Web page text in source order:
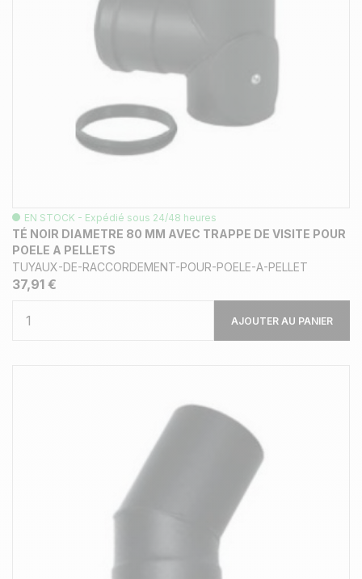
EN STOCK - Expédié sous 24/48 heures
TÉ NOIR DIAMETRE 80 MM AVEC TRAPPE DE VISITE POUR
POELE A PELLETS
TUYAUX-DE-RACCORDEMENT-POUR-POELE-A-PELLET
37,91 €
AJOUTER AU PANIER